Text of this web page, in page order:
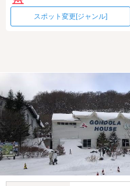
スポット変更[ジャンル]